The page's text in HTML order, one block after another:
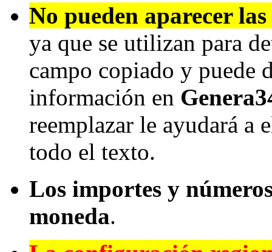
No pueden aparecer
ya que se utilizan para
campo copiado y puede
información en
reemplazar le ayudará a
todo el texto.
Los importes y
moneda.